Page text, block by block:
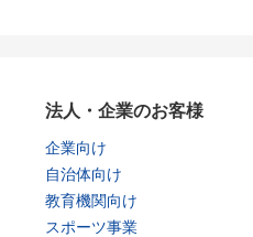
法人・企業のお客様
企業向け
自治体向け
教育機関向け
スポーツ事業